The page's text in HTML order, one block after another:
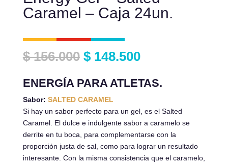
Caramel – Caja 24un.
$156.000 El
precio
original
era:
$ 156.000.
$148.500El
actual
es:
ENERGÍA PARA ATLETAS.
Sabor: SALTED CARAMEL
Si hay un sabor perfecto para un gel, es el Salted
Caramel. El dulce e indulgente sabor a caramelo se
derrite en tu boca, para complementarse con la
proporción justa de sal, como para lograr un resultado
interesante. Con la misma consistencia que el caramelo,